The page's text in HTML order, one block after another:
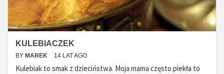
KULEBIACZEK
BY MAREK 14 LAT AGO
Kulebiak to smak z dzieciństwa. Moja mama często piekła to